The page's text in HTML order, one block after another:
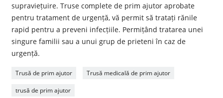
supraviețuire. Truse complete de prim ajutor aprobate
pentru tratament de urgență, vă permit să tratați rănile
rapid pentru a preveni infecțiile. Permițând tratarea unei
singure familii sau a unui grup de prieteni în caz de
urgență.
Trusă de prim ajutor Trusă medicală de prim ajutor
trusă de prim ajutor